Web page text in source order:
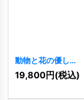
動物と花の優しい
共生ロゴ [11341]
19,800円(税込)